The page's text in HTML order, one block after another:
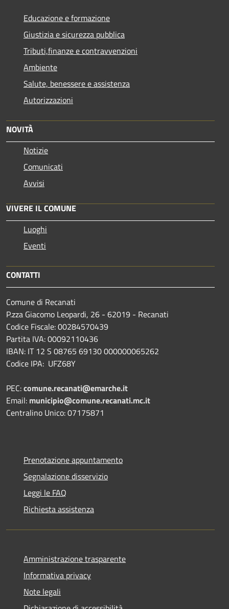
Educazione e formazione
Giustizia e sicurezza pubblica
Tributi,finanze e contravvenzioni
Ambiente
Salute, benessere e assistenza
Autorizzazioni
NOVITÀ
Notizie
Comunicati
Avvisi
VIVERE IL COMUNE
Luoghi
Eventi
CONTATTI
Comune di Recanati
P.zza Giacomo Leopardi, 26 - 62019 - Recanati
Codice Fiscale: 00284570439
Partita IVA: 00092110436
IBAN: IT 12 S 08765 69130 000000065262
Codice IPA: UFZ68Y
PEC:comune.recanati@emarche.it
Email: municipio@comune.recanati.mc.it
Centralino Unico: 07175871
Prenotazione appuntamento
Segnalazione disservizio
Leggi le FAQ
Richiesta assistenza
Amministrazione trasparente
Informativa privacy
Note legali